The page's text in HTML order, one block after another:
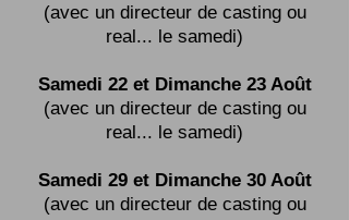
(avec un directeur de casting ou
real... le samedi)
Samedi 22 et Dimanche 23 Août
(avec un directeur de casting ou
real... le samedi)
Samedi 29 et Dimanche 30 Août
(avec un directeur de casting ou